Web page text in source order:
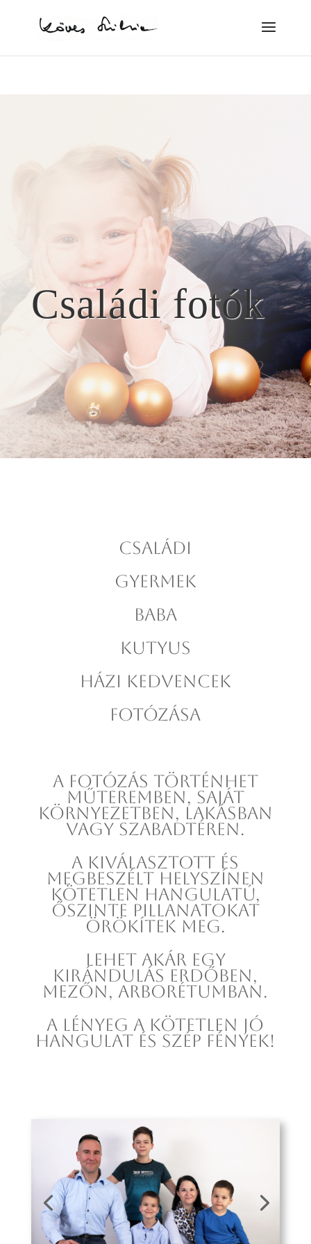
Családi fotók
CSALÁDI
GYERMEK
BABA
KUTYUS
HÁZI KEDVENCEK
FOTÓZÁSA
A fotózás történhet
műteremben, saját
környezetben, lakásban
vagy szabadtéren.
A kiválasztott és
megbeszélt helyszínen
kötetlen hangulatú,
őszinte pillanatokat
örökítek meg.
Lehet akár egy
kirándulás erdőben,
mezőn, arborétumban.
A lényeg a kötetlen jó
hangulat és szép fények!